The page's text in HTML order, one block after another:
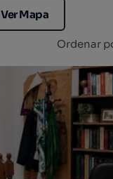
Ver Mapa
Ordenar